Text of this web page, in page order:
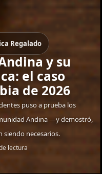
Regalado
y su
el caso
de 2026
puso a prueba los
Andina —y demostró,
siendo necesarios.
lectura